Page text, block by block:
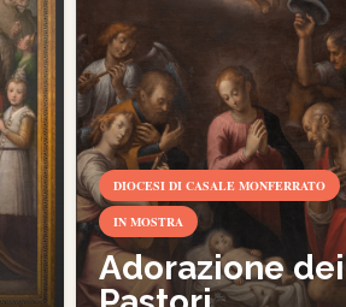
DIOCESI DI CASALE MONFERRATO
IN MOSTRA
Adorazione dei